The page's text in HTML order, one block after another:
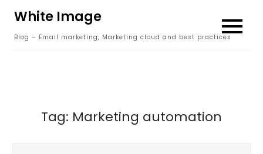
content
White Image
Blog – Email marketing, Marketing cloud and best practices
Tag: Marketing automation